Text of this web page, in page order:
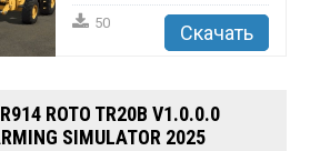
50 Скачать
ROTO TR20B V1.0.0.0
SIMULATOR 2025